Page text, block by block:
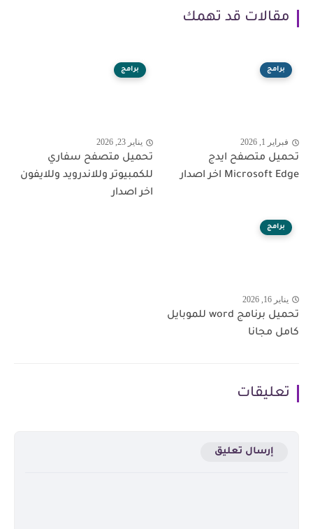
مقالات قد تهمك
برامج
فبراير 1, 2026
تحميل متصفح ايدج
Microsoft Edge اخر اصدار
برامج
يناير 23, 2026
تحميل متصفح سفاري
للكمبيوتر وللاندرويد وللايفون
اخر اصدار
برامج
يناير 16, 2026
تحميل برنامج word للموبايل
كامل مجانا
تعليقات
إرسال تعليق